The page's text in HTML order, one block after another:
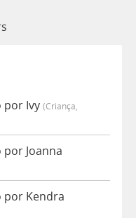
por Ivy (criança,
Joanna
por Kendra